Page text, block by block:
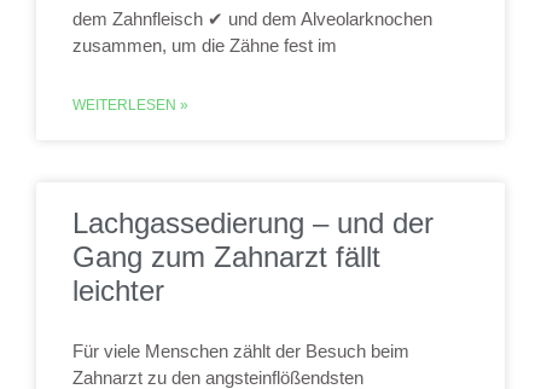
dem Zahnfleisch ✔ und dem Alveolarknochen
zusammen, um die Zähne fest im
WEITERLESEN »
Lachgassedierung – und der
Gang zum Zahnarzt fällt
leichter
Für viele Menschen zählt der Besuch beim
Zahnarzt zu den angsteinflößendsten